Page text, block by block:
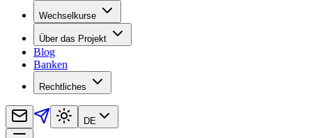
Wechselkurse
Über das Projekt
Blog
Banken
Rechtliches
DE